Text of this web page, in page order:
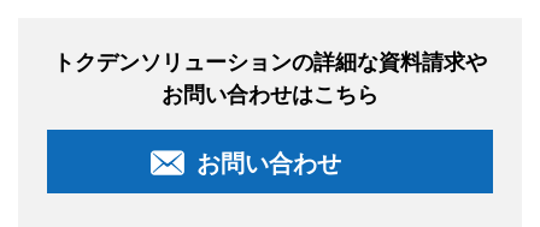
トクデンソリューションの詳細な資料請求や
お問い合わせはこちら
お問い合わせ